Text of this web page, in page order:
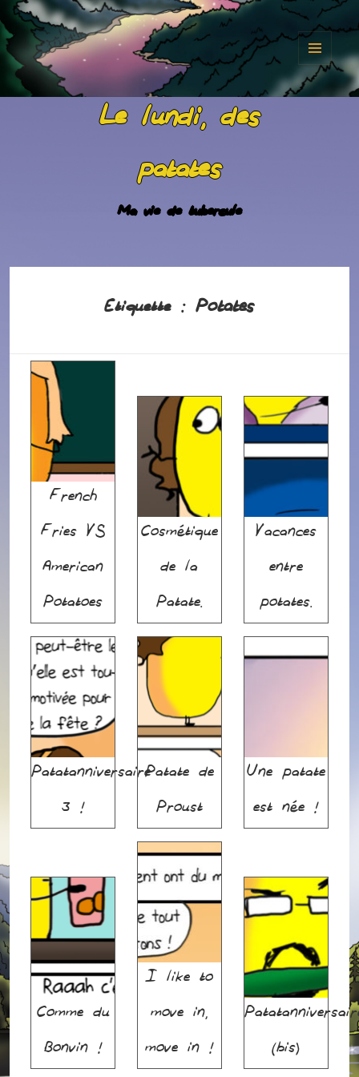
MENU
Le lundi, des
patates
Ma vie de tubercule
Étiquette :Potates
French
Fries VS
American
Potatoes
Cosmétique
de la
Patate.
Vacances
entre
potates.
Patatanniversaire
3 !
Patate de
Proust
Une patate
est née !
Comme du
Bonvin !
I like to
move in,
move in !
(bis)